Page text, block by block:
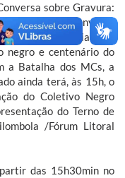
sobre Gravura:
Roda de conversa
e resistência das
negro e centenário do
a Batalha dos MCs, a
ainda terá, às 15h, o
do Coletivo Negro
do Terno de
/Fórum Litoral
das 15h30min no